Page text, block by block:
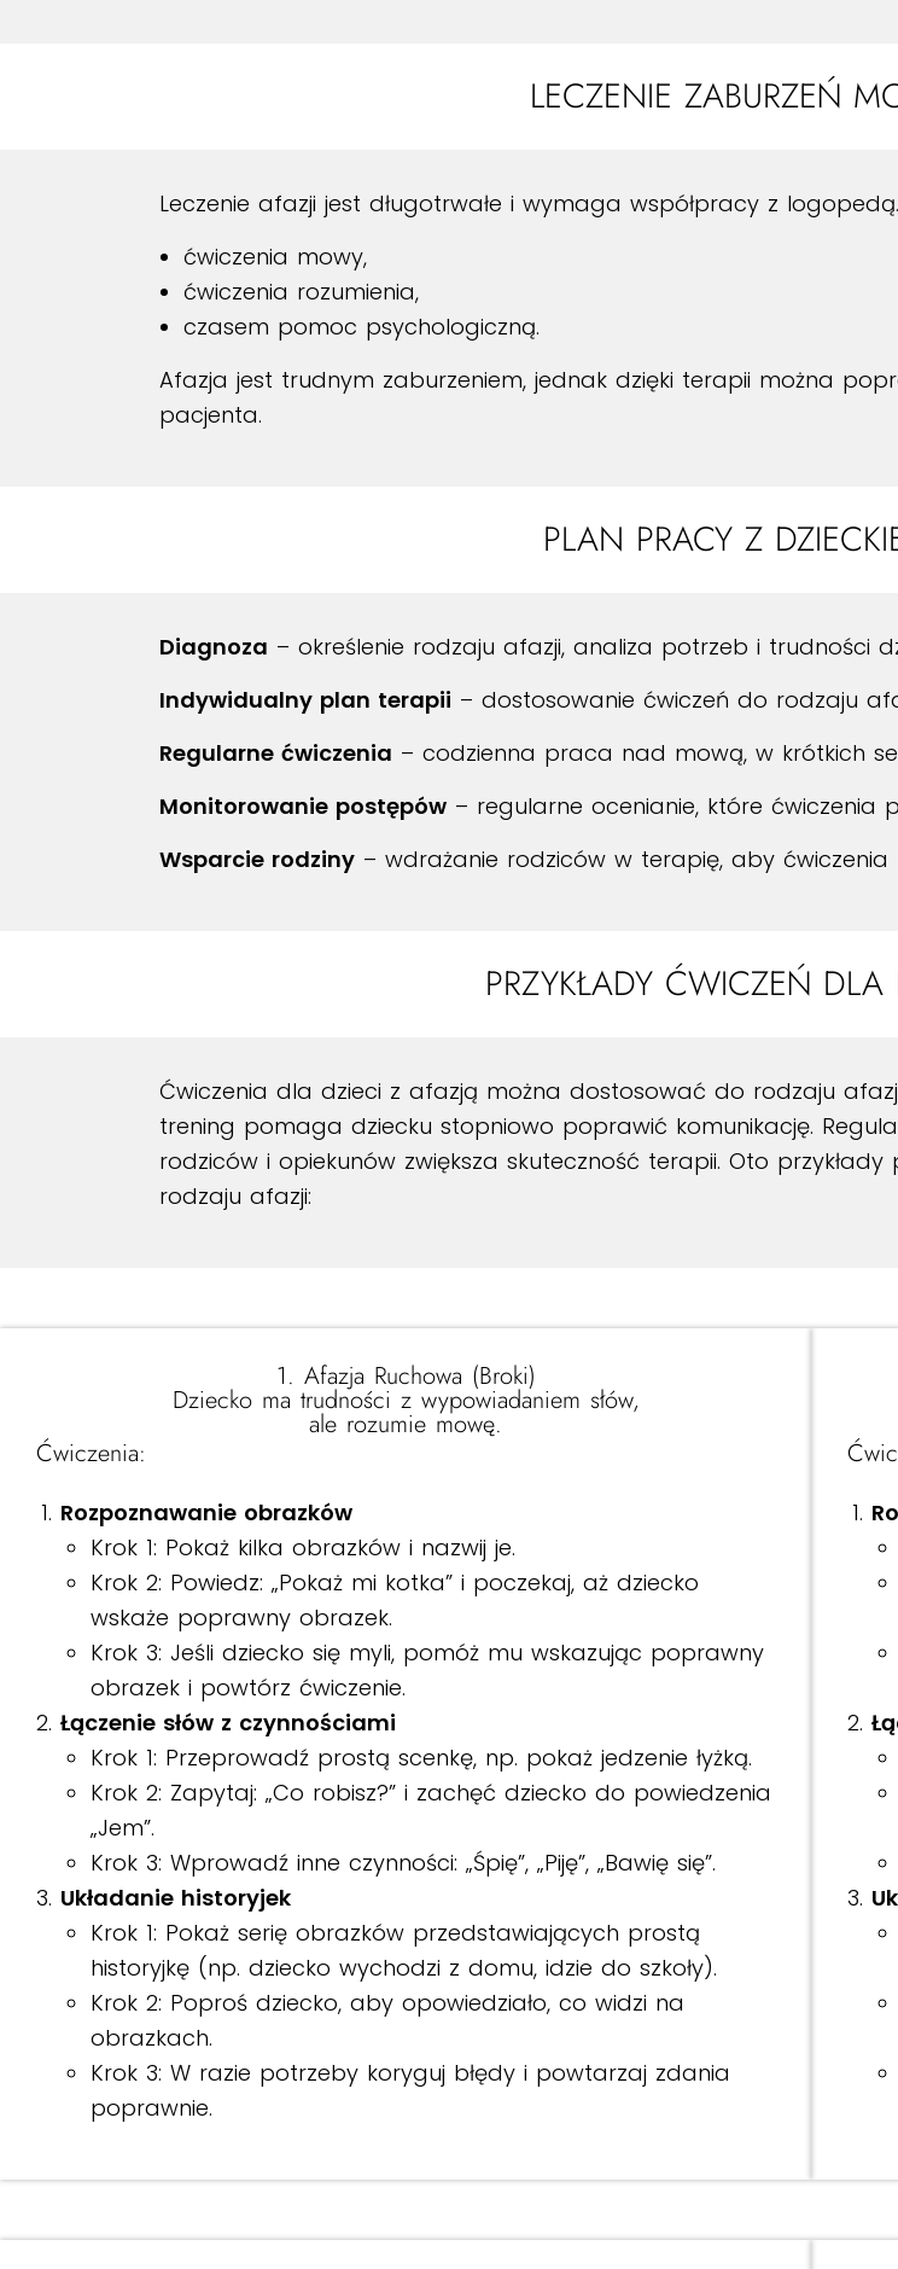
LECZENIE ZABURZEŃ
Leczenie afazji jest długotrwałe i wymaga współpracy z
ćwiczenia mowy,
ćwiczenia rozumienia,
czasem pomoc psychologiczną.
Afazja jest trudnym zaburzeniem, jednak dzięki terapii można
pacjenta.
PLAN PRACY Z
Diagnoza – określenie rodzaju afazji, analiza potrzeb i trudności
Indywidualny plan terapii – dostosowanie ćwiczeń do rodzaju
Regularne ćwiczenia – codzienna praca nad mową, w krótkich
Monitorowanie postępów – regularne ocenianie, które ćwiczenia
Wsparcie rodziny – wdrażanie rodziców w terapię, aby
PRZYKŁADY ĆWICZEŃ DLA
Ćwiczenia dla dzieci z afazją można dostosować do rodzaju
trening pomaga dziecku stopniowo poprawić komunikację.
rodziców i opiekunów zwiększa skuteczność terapii. Oto
rodzaju afazji:
1. Afazja Ruchowa (Broki)
Dziecko ma trudności z wypowiadaniem słów,
ale rozumie mowę.
Ćwiczenia:
Rozpoznawanie obrazków
Krok 1: Pokaż kilka obrazków i nazwij je.
Krok 2: Powiedz: „Pokaż mi kotka” i poczekaj, aż dziecko
wskaże poprawny obrazek.
Krok 3: Jeśli dziecko się myli, pomóż mu wskazując poprawny
obrazek i powtórz ćwiczenie.
Łączenie słów z czynnościami
Krok 1: Przeprowadź prostą scenkę, np. pokaż jedzenie łyżką.
Krok 2: Zapytaj: „Co robisz?” i zachęć dziecko do powiedzenia
„Jem”.
Krok 3: Wprowadź inne czynności: „Śpię”, „Piję”, „Bawię się”.
Układanie historyjek
Krok 1: Pokaż serię obrazków przedstawiających prostą
historyjkę (np. dziecko wychodzi z domu, idzie do szkoły).
Krok 2: Poproś dziecko, aby opowiedziało, co widzi na
obrazkach.
Krok 3: W razie potrzeby koryguj błędy i powtarzaj zdania
poprawnie.